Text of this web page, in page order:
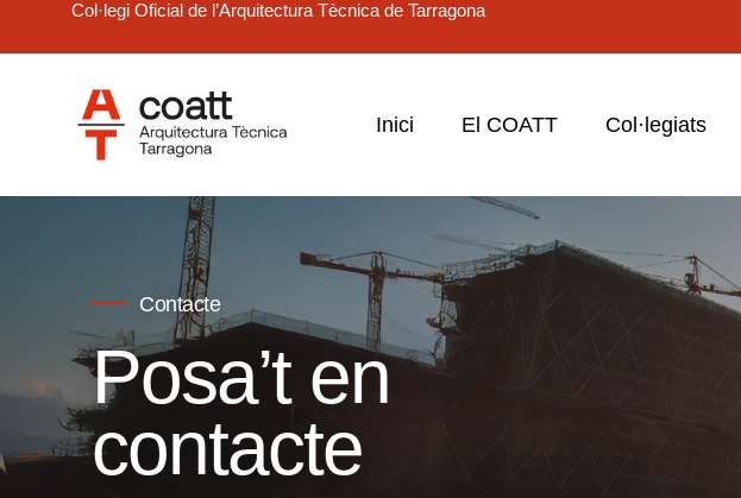
Col·legi Oficial de l’Arquitectura Tècnica de Tarragona
Inici El COATT Col·legiats
Contacte
Posa’t en
contacte